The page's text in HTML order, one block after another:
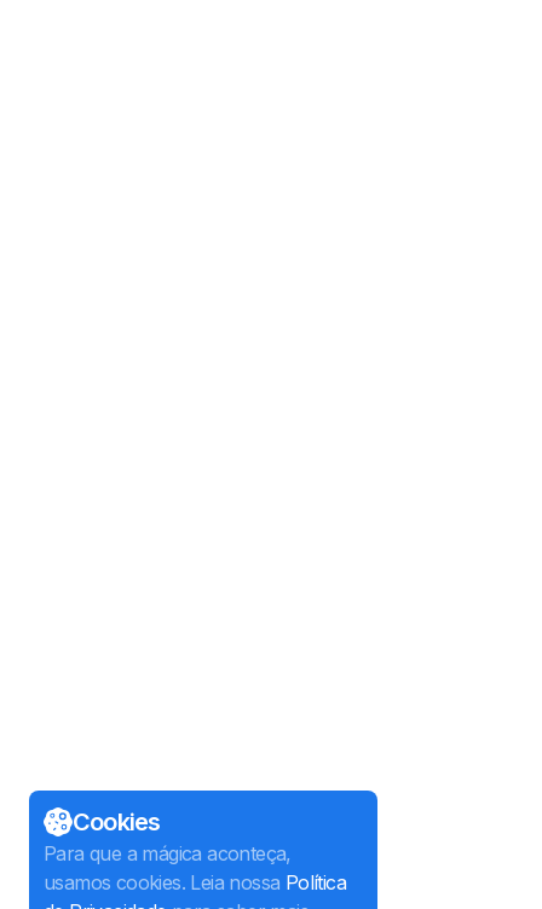
Cookies
Para que a mágica aconteça,
usamos cookies. Leia nossa Política